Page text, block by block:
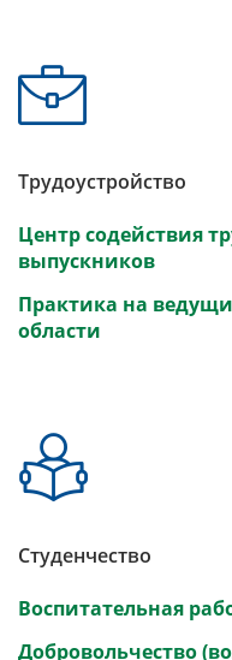
Трудоустройство
Центр содействия
выпускников
Практика на
области
Студенчество
Воспитательная
Добровольчество